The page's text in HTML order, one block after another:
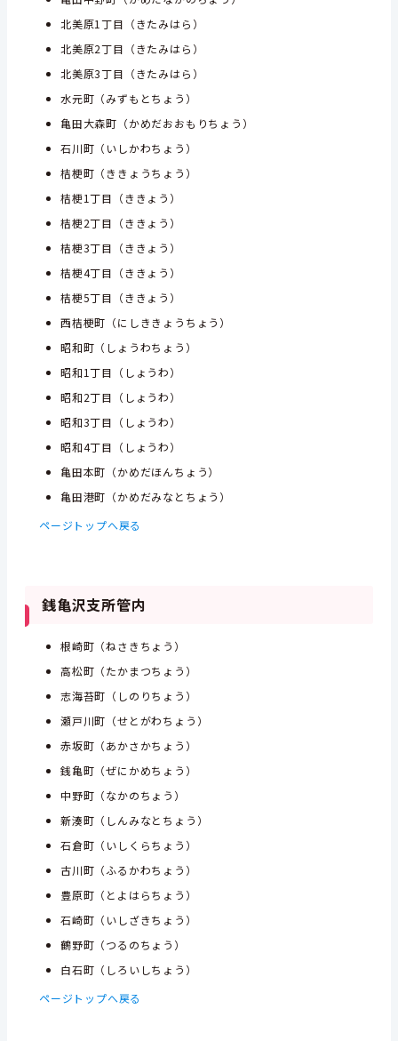
北美原1丁目（きたみはら）
北美原2丁目（きたみはら）
北美原3丁目（きたみはら）
水元町（みずもとちょう）
亀田大森町（かめだおおもりちょう）
石川町（いしかわちょう）
桔梗町（ききょうちょう）
桔梗1丁目（ききょう）
桔梗2丁目（ききょう）
桔梗3丁目（ききょう）
桔梗4丁目（ききょう）
桔梗5丁目（ききょう）
西桔梗町（にしききょうちょう）
昭和町（しょうわちょう）
昭和1丁目（しょうわ）
昭和2丁目（しょうわ）
昭和3丁目（しょうわ）
昭和4丁目（しょうわ）
亀田本町（かめだほんちょう）
亀田港町（かめだみなとちょう）
ページトップへ戻る
銭亀沢支所管内
根崎町（ねさきちょう）
高松町（たかまつちょう）
志海苔町（しのりちょう）
瀬戸川町（せとがわちょう）
赤坂町（あかさかちょう）
銭亀町（ぜにかめちょう）
中野町（なかのちょう）
新湊町（しんみなとちょう）
石倉町（いしくらちょう）
古川町（ふるかわちょう）
豊原町（とよはらちょう）
石崎町（いしざきちょう）
鶴野町（つるのちょう）
白石町（しろいしちょう）
ページトップへ戻る